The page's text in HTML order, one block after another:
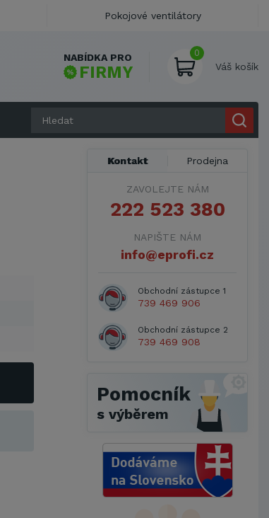
NABÍDKA PRO
FIRMY
0
Váš košík
Kontakt Prodejna
ZAVOLEJTE NÁM
222 523 380
NAPIŠTE NÁM
info@eprofi.cz
Obchodní zástupce 1
739 469 906
Obchodní zástupce 2
739 469 908
Pomocník
s výběrem
Metrostav a.s.
Pokojové ventilátory